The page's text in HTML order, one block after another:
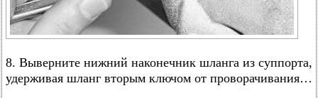
8. Выверните нижний наконечник шланга из суппорта,
удерживая шланг вторым ключом от проворачивания…